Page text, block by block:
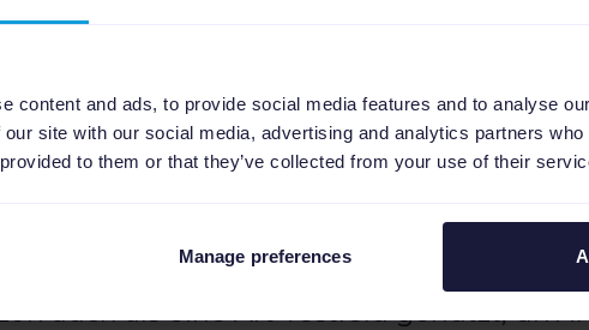
content and ads, to provide social media features and to analyse
site with our social media, advertising and analytics partners
to them or that they’ve collected from your use of their
Manage preferences
als Direct-to-Consumer-Marke mit einem
Influencer-Marketing und Community-Building
schnell zu einem strategischen
neue Kundengruppen zu erschließen und
Thalheim, Product Manager bei KoRo,
auch als eine Art Testfeld genutzt, um